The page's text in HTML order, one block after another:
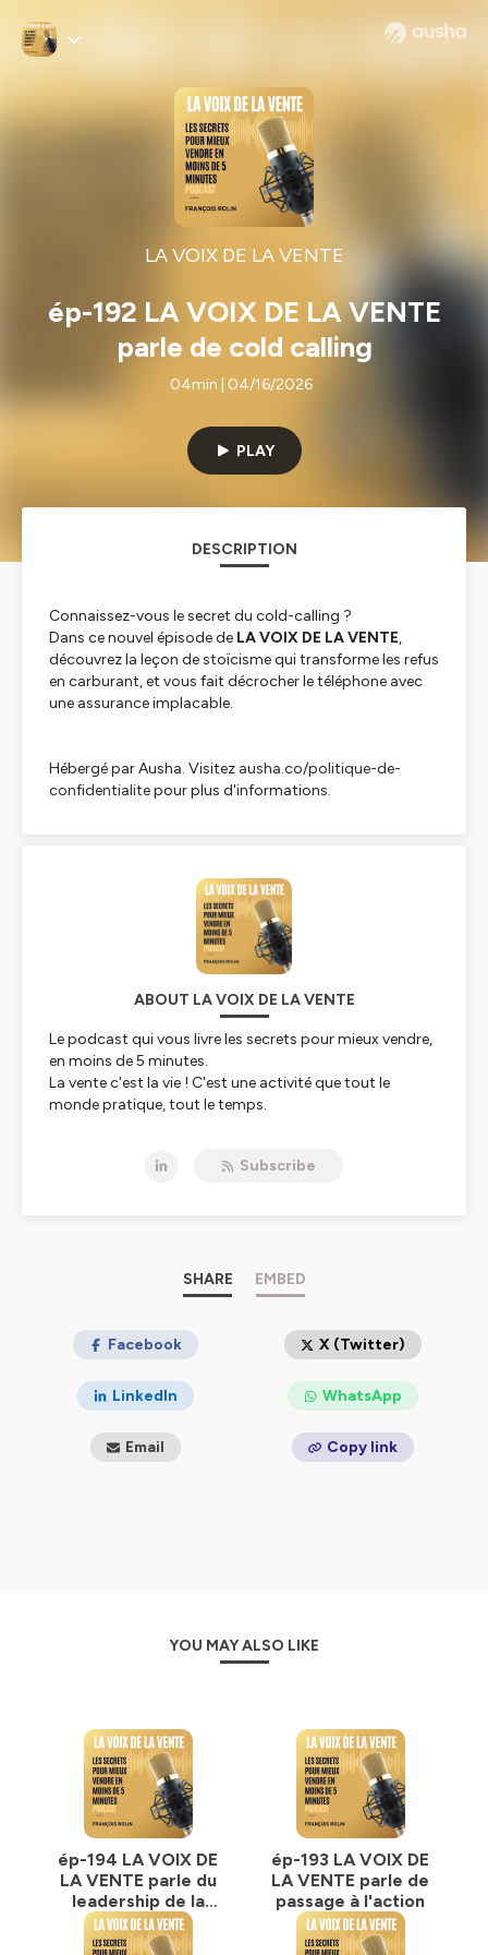
LA VOIX DE LA VENTE
ép-192 LA VOIX DE LA VENTE
parle de cold calling
04min | 04/16/2026
PLAY
DESCRIPTION
Connaissez-vous le secret du cold-calling ?
Dans ce nouvel épisode de LA VOIX DE LA VENTE,
découvrez la leçon de stoïcisme qui transforme les refus
en carburant, et vous fait décrocher le téléphone avec
une assurance implacable.
Hébergé par Ausha. Visitez ausha.co/politique-de-
confidentialitepour plus d'informations.
ABOUT LA VOIX DE LA VENTE
Le podcast qui vous livre les secrets pour mieux vendre,
en moins de 5 minutes.
La vente c'est la vie ! C'est une activité que tout le
monde pratique, tout le temps.
s'approprie ses histoires pour en tirer son propre
Podcast créé par François Rolin.
Hébergé par Ausha. Visitez
ausha.co/politique-de-
confidentialitepour plus d'informations.
Subscribe
SHARE EMBED
Facebook X (Twitter)
LinkedIn WhatsApp
Email Copy link
YOU MAY ALSO LIKE
ép-194 LA VOIX DE
LA VENTE parle du
leadership de la
gentillesse
ép-193 LA VOIX DE
LA VENTE parle de
passage à l'action